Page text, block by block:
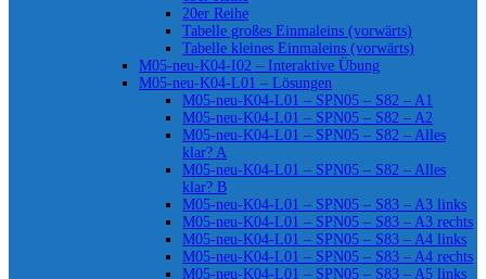
20er Reihe
Tabelle großes Einmaleins (vorwärts)
Tabelle kleines Einmaleins (vorwärts)
M05-neu-K04-I02 – Interaktive Übung
M05-neu-K04-L01 – Lösungen
M05-neu-K04-L01 – SPN05 – S82 – A1
M05-neu-K04-L01 – SPN05 – S82 – A2
M05-neu-K04-L01 – SPN05 – S82 – Alles
klar? A
M05-neu-K04-L01 – SPN05 – S82 – Alles
klar? B
M05-neu-K04-L01 – SPN05 – S83 – A3 links
M05-neu-K04-L01 – SPN05 – S83 – A3 rechts
M05-neu-K04-L01 – SPN05 – S83 – A4 links
M05-neu-K04-L01 – SPN05 – S83 – A4 rechts
M05-neu-K04-L01 – SPN05 – S83 – A5 links